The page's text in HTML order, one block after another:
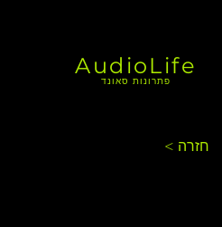
AudioLife
פתרונות סאונד
< חזרה